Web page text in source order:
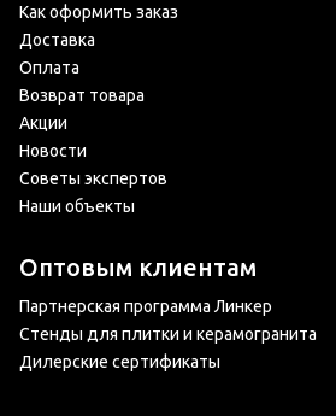
Как оформить заказ
Доставка
Оплата
Возврат товара
Акции
Новости
Советы экспертов
Наши объекты
Оптовым клиентам
Партнерская программа Линкер
Стенды для плитки и керамогранита
Дилерские сертификаты